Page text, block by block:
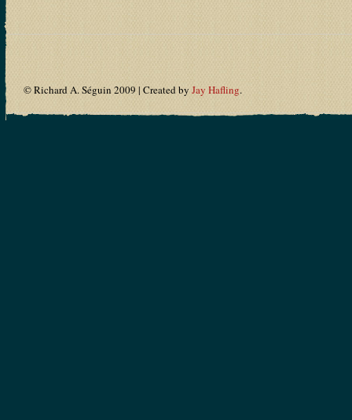
© Richard A. Séguin 2009 | Created by Jay Hafling.